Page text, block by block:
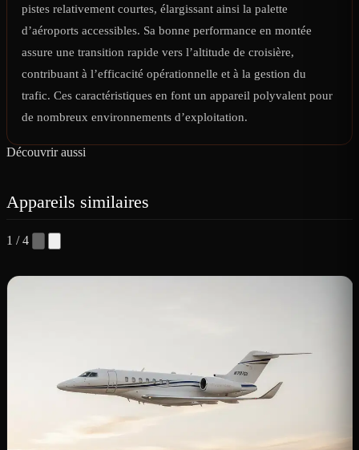
pistes relativement courtes, élargissant ainsi la palette
d’aéroports accessibles. Sa bonne performance en montée
assure une transition rapide vers l’altitude de croisière,
contribuant à l’efficacité opérationnelle et à la gestion du
trafic. Ces caractéristiques en font un appareil polyvalent pour
de nombreux environnements d’exploitation.
Découvrir aussi
Appareils similaires
1 / 4